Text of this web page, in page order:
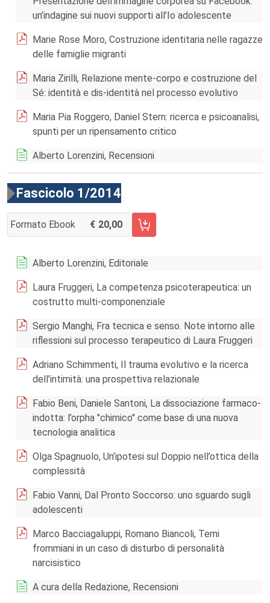
un’indagine sui nuovi supporti all’Io adolescente
Marie Rose Moro, Costruzione identitaria nelle ragazze
delle famiglie migranti
Maria Zirilli, Relazione mente-corpo e costruzione del
Sé: identità e dis-identità nel processo evolutivo
Maria Pia Roggero, Daniel Stern: ricerca e psicoanalisi,
spunti per un ripensamento critico
Alberto Lorenzini, Recensioni
Fascicolo 1/2014
Formato Ebook 20,00
AGGIUNGI AL CARRELLO FASCICOLO 1/2014
Alberto Lorenzini, Editoriale
Laura Fruggeri, La competenza psicoterapeutica: un
costrutto multi-componenziale
Sergio Manghi, Fra tecnica e senso. Note intorno alle
riflessioni sul processo terapeutico di Laura Fruggeri
Adriano Schimmenti, Il trauma evolutivo e la ricerca
dell’intimità: una prospettiva relazionale
Fabio Beni, Daniele Santoni, La dissociazione farmaco-
indotta: l’orpha "chimico" come base di una nuova
tecnologia analitica
Olga Spagnuolo, Un’ipotesi sul Doppio nell’ottica della
complessità
Fabio Vanni, Dal Pronto Soccorso: uno sguardo sugli
adolescenti
Marco Bacciagaluppi, Romano Biancoli, Temi
frommiani in un caso di disturbo di personalità
narcisistico
A cura della Redazione, Recensioni